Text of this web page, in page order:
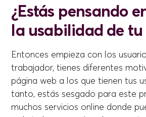
¿Estás pensando
la usabilidad de tu
Entonces empieza con los
trabajador, tienes diferentes
página web a los que tienen tus
tanto, estás sesgado para este
muchos servicios online donde